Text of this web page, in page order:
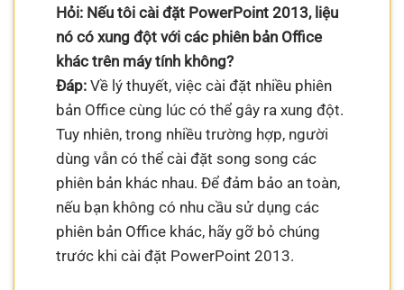
Hỏi: Nếu tôi cài đặt PowerPoint 2013, liệu
nó có xung đột với các phiên bản Office
khác trên máy tính không?
Đáp: Về lý thuyết, việc cài đặt nhiều phiên
bản Office cùng lúc có thể gây ra xung đột.
Tuy nhiên, trong nhiều trường hợp, người
dùng vẫn có thể cài đặt song song các
phiên bản khác nhau. Để đảm bảo an toàn,
nếu bạn không có nhu cầu sử dụng các
phiên bản Office khác, hãy gỡ bỏ chúng
trước khi cài đặt PowerPoint 2013.